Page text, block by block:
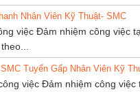
Nhân Viên Kỹ Thuật- SMC
việc Đảm nhiệm công việc
Tuyển Gấp Nhân Viên Kỹ
việc Đảm nhiệm công việc